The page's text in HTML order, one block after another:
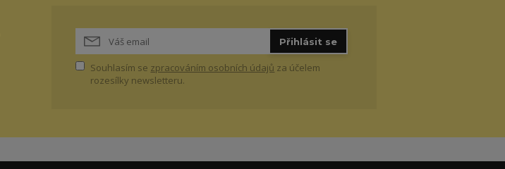
Přihlásit se
Souhlasím se zpracováním osobních údajů za účelem
rozesílky newsletteru.